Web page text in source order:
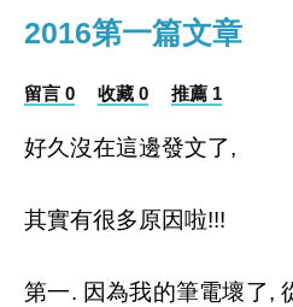
2016第一篇文章
留言 0 收藏 0 推薦 1
好久沒在這邊發文了,
其實有很多原因啦!!!
第一. 因為我的筆電壞了,